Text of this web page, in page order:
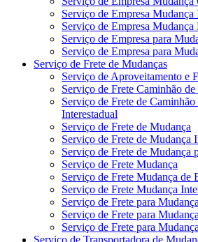
Serviço de Empresa Mudança
Serviço de Empresa Mudança
Serviço de Empresa para
Serviço de Empresa para
Serviço de Frete de Mudanças
Serviço de Aproveitamento e
Serviço de Frete Caminhão
Serviço de Frete de
Interestadual
Serviço de Frete de Mudança
Serviço de Frete de Mudança
Serviço de Frete de Mudança
Serviço de Frete Mudança
Serviço de Frete Mudança de
Serviço de Frete Mudança
Serviço de Frete para
Serviço de Frete para
Serviço de Frete para
Serviço de Transportadora de